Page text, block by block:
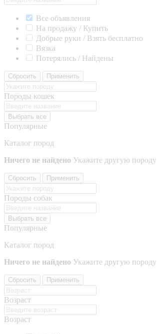
Все объявления
На продажу / Купить
Добрые руки / Взять бесплатно
Вязка
Потерялись / Найдены
Сбросить Применить
Породы кошек
Выбрать все
Популярные
Каталог пород
Ничего не найдено Укажите другую породу
Сбросить Применить
Породы собак
Выбрать все
Популярные
Каталог пород
Ничего не найдено Укажите другую породу
Сбросить Применить
Возраст
Возраст